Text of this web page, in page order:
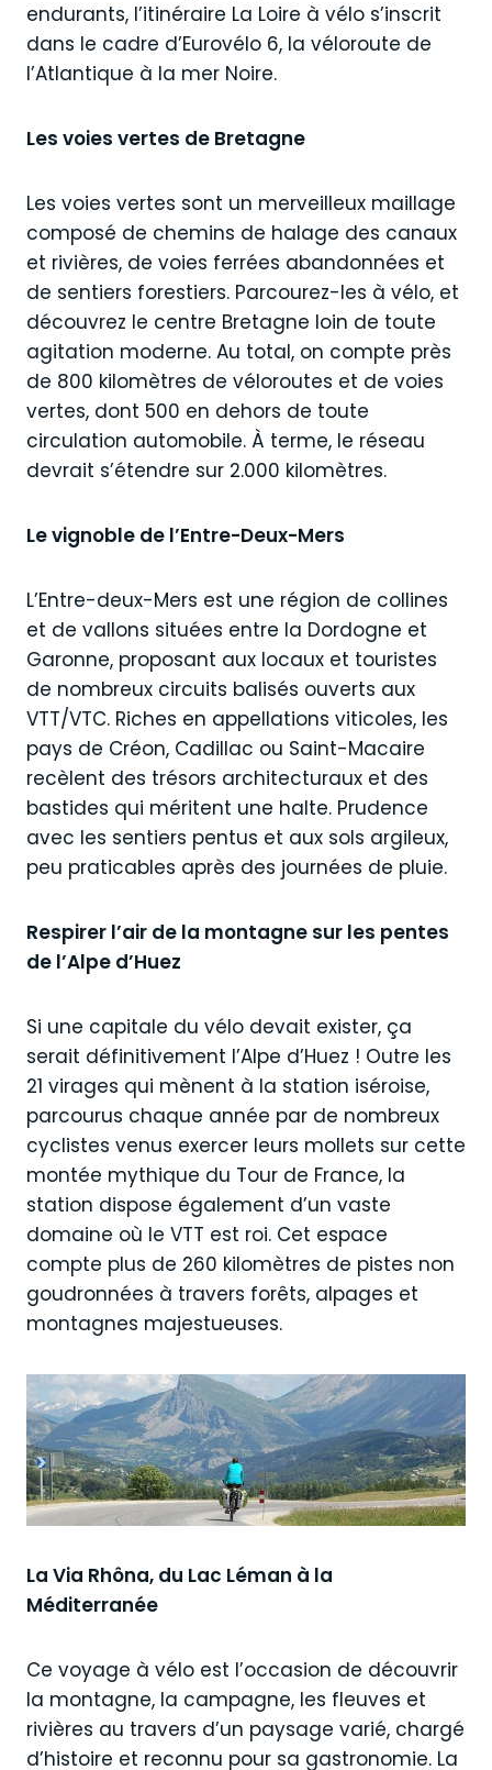
endurants, l’itinéraire La Loire à vélo s’inscrit
dans le cadre d’Eurovélo 6, la véloroute de
l’Atlantique à la mer Noire.
Les voies vertes de Bretagne
Les voies vertes sont un merveilleux maillage
composé de chemins de halage des canaux
et rivières, de voies ferrées abandonnées et
de sentiers forestiers. Parcourez-les à vélo, et
découvrez le centre Bretagne loin de toute
agitation moderne. Au total, on compte près
de 800 kilomètres de véloroutes et de voies
vertes, dont 500 en dehors de toute
circulation automobile. À terme, le réseau
devrait s’étendre sur 2.000 kilomètres.
Le vignoble de l’Entre-Deux-Mers
L’Entre-deux-Mers est une région de collines
et de vallons situées entre la Dordogne et
Garonne, proposant aux locaux et touristes
de nombreux circuits balisés ouverts aux
VTT/VTC. Riches en appellations viticoles, les
pays de Créon, Cadillac ou Saint-Macaire
recèlent des trésors architecturaux et des
bastides qui méritent une halte. Prudence
avec les sentiers pentus et aux sols argileux,
peu praticables après des journées de pluie.
Respirer l’air de la montagne sur les pentes
de l’Alpe d’Huez
Si une capitale du vélo devait exister, ça
serait définitivement l’Alpe d’Huez ! Outre les
21 virages qui mènent à la station iséroise,
parcourus chaque année par de nombreux
cyclistes venus exercer leurs mollets sur cette
montée mythique du Tour de France, la
station dispose également d’un vaste
domaine où le VTT est roi. Cet espace
compte plus de 260 kilomètres de pistes non
goudronnées à travers forêts, alpages et
montagnes majestueuses.
La Via Rhôna, du Lac Léman à la
Méditerranée
Ce voyage à vélo est l’occasion de découvrir
la montagne, la campagne, les fleuves et
rivières au travers d’un paysage varié, chargé
d’histoire et reconnu pour sa gastronomie. La